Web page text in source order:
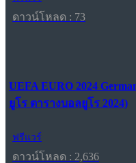
ดาวน์โหลด : 73
UEFA EURO 2024
ยูโร ตารางบอลยูโร 2024)
ฟรีแวร์
ดาวน์โหลด : 2,636